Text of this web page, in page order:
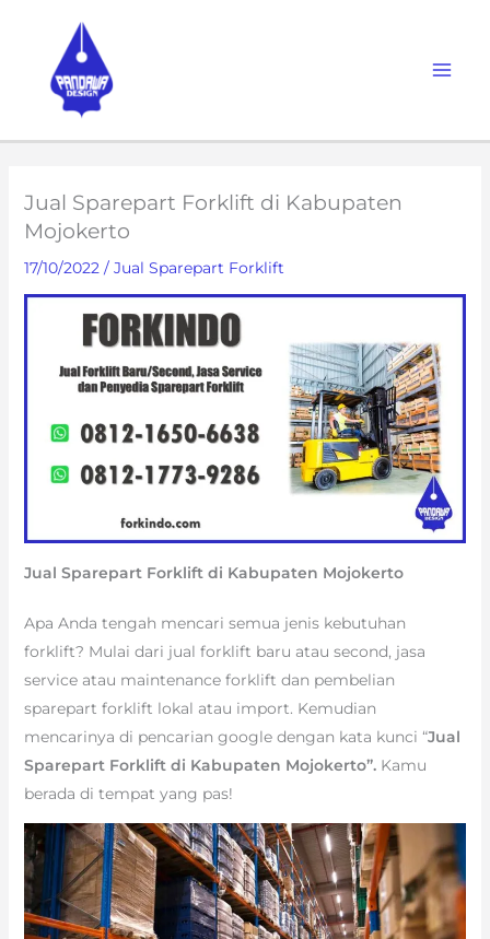
content
Jual Sparepart Forklift di Kabupaten
Mojokerto
17/10/2022 / Jual Sparepart Forklift
Jual Sparepart Forklift di Kabupaten Mojokerto
Apa Anda tengah mencari semua jenis kebutuhan
forklift? Mulai dari jual forklift baru atau second, jasa
service atau maintenance forklift dan pembelian
sparepart forklift lokal atau import. Kemudian
mencarinya di pencarian google dengan kata kunci “Jual
Sparepart Forklift di Kabupaten Mojokerto”. Kamu
berada di tempat yang pas!